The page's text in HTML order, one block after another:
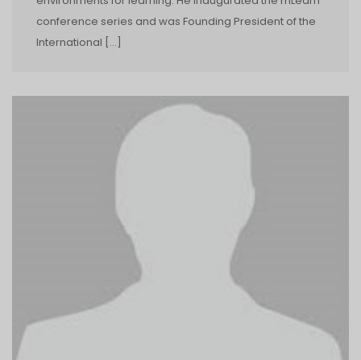
conference series and was Founding President of the
International […]